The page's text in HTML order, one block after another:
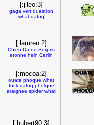
[:jileo:3]
gaga vert question
what dafuq
[:lamren:2]
Chien Dafuq Surpris
etonne hein Carlin
[:mocoa:2]
ouate phoque what
fuck dafuq pholque
araignee spider what
[:hubert90:3]